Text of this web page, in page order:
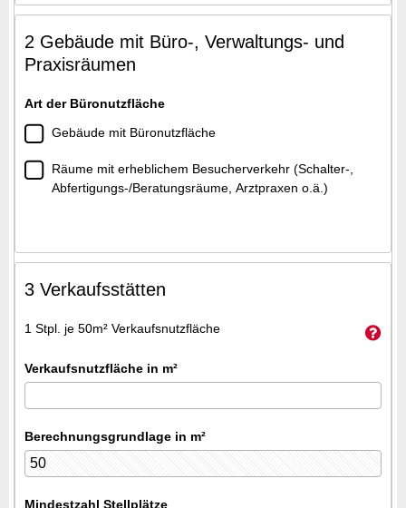
2 Gebäude mit Büro-, Verwaltungs- und
Praxisräumen
Art der Büronutzfläche
Gebäude mit Büronutzfläche
Räume mit erheblichem Besucherverkehr (Schalter-,
Abfertigungs-/Beratungsräume, Arztpraxen o.ä.)
3 Verkaufsstätten
1 Stpl. je 50m² Verkaufsnutzfläche
Verkaufsnutzfläche in m²
Berechnungsgrundlage in m²
Mindestzahl Stellplätze